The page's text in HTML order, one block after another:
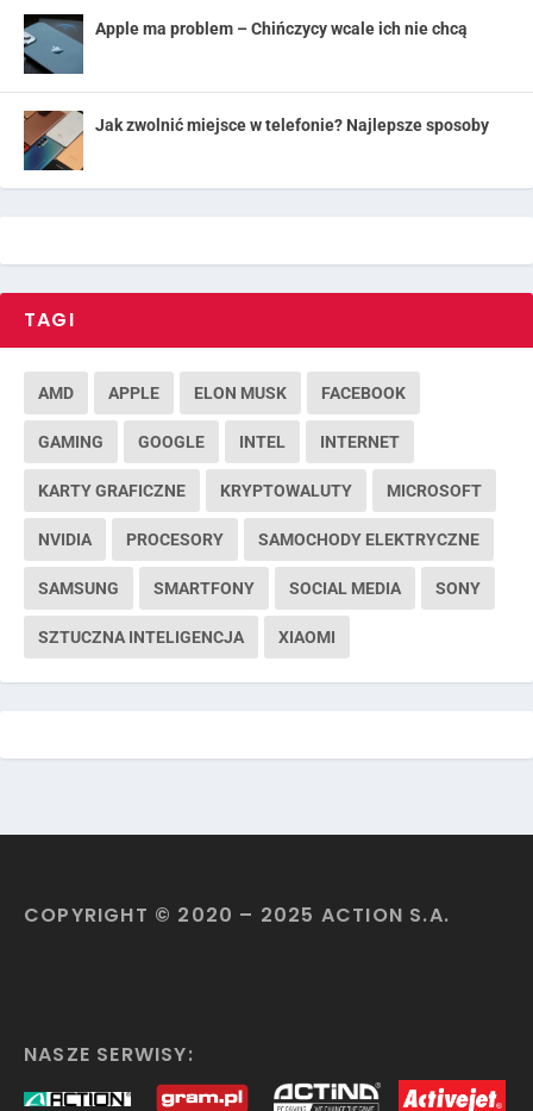
Apple ma problem – Chińczycy wcale ich nie chcą
Jak zwolnić miejsce w telefonie? Najlepsze sposoby
TAGI
AMD APPLE ELON MUSK FACEBOOK
GAMING GOOGLE INTEL INTERNET
KARTY GRAFICZNE KRYPTOWALUTY MICROSOFT
NVIDIA PROCESORY SAMOCHODY ELEKTRYCZNE
SAMSUNG SMARTFONY SOCIAL MEDIA SONY
SZTUCZNA INTELIGENCJA XIAOMI
COPYRIGHT © 2020 – 2025 ACTION S.A.
NASZE SERWISY: